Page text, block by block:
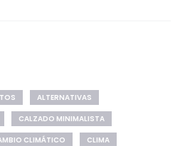
ALTERNATIVAS
CALZADO MINIMALISTA
CLIMÁTICO
CLIMA